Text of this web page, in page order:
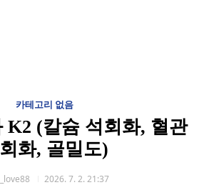
카테고리 없음
K2 (칼슘 석회화, 혈관
화, 골밀도)
2026. 7. 2. 21:37